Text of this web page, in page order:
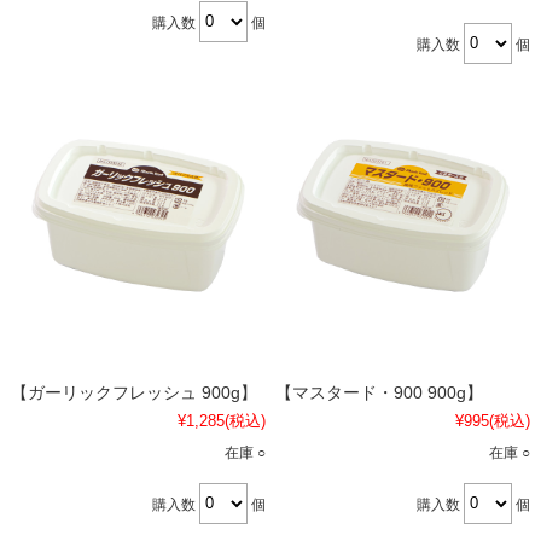
購入数 個
購入数 個
【ガーリックフレッシュ 900g】
¥1,285(税込)
在庫 ○
購入数 個
【マスタード・900 900g】
¥995(税込)
在庫 ○
購入数 個